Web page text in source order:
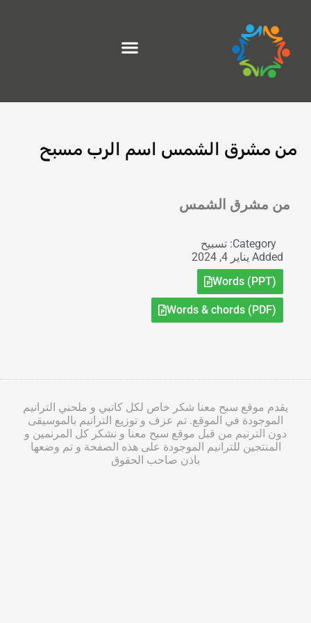
المحتوى
من مشرق الشمس اسم الرب مسبح
من مشرق الشمس
Category: تسبيح
Added يناير 4, 2024
Words (PPT)
Words & chords (PDF)
يقدم موقع سبح معنا شكر خاص لكل كاتبي و ملحني الترانيم
الموجودة في الموقع. تم عزف و توزيع الترانيم بالموسيقى
دون الترنيم من قبل موقع سبح معنا و نشكر كل المرنمين و
المنتجين للترانيم الموجودة على هذه الصفحة و تم وضعها
باذن صاحب الحقوق